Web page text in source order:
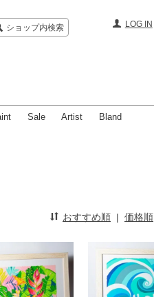
ショップ内検索 LOG IN
Sale Artist Bland
おすすめ順 | 価格順